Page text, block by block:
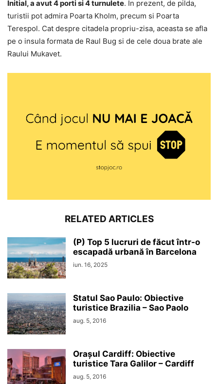
Initial, a avut 4 porti si 4 turnulete. In prezent, de pilda,
turistii pot admira Poarta Kholm, precum si Poarta
Terespol. Cat despre citadela propriu-zisa, aceasta se afla
pe o insula formata de Raul Bug si de cele doua brate ale
Raului Mukavet.
RELATED ARTICLES
(P) Top 5 lucruri de făcut într-o
escapadă urbană în Barcelona
iun. 16, 2025
Statul Sao Paulo: Obiective
turistice Brazilia – Sao Paolo
aug. 5, 2016
Orașul Cardiff: Obiective
turistice Tara Galilor – Cardiff
aug. 5, 2016